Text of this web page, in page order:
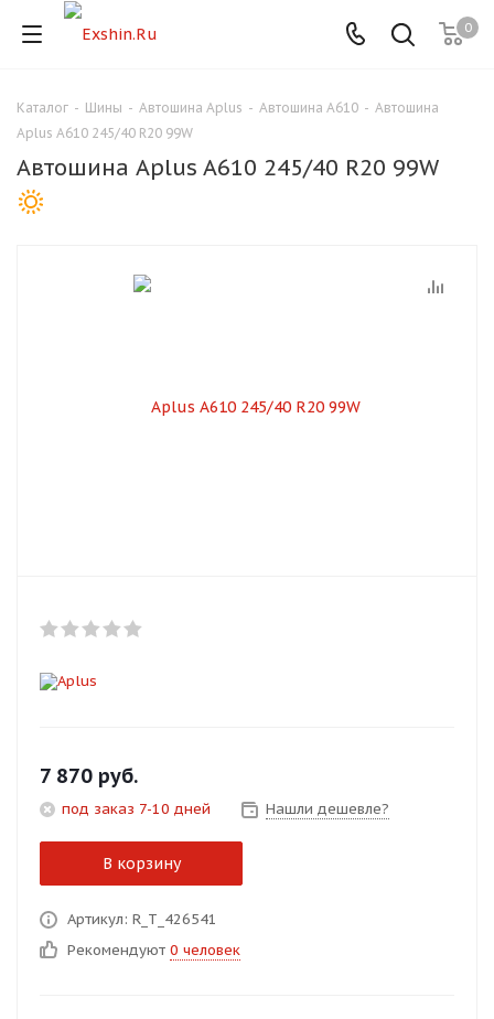
0
Каталог - Шины - Автошина Aplus - Автошина A610 - Автошина
Aplus A610 245/40 R20 99W
Автошина Aplus A610 245/40 R20 99W
7 870 руб.
под заказ 7-10 дней Нашли дешевле?
В корзину
Артикул: R_T_426541
Рекомендуют 0 человек
Для клиентов всех банков
Разбейте
оплату
Оплачивайте сегодня только
% будут
% каждые 2 недели